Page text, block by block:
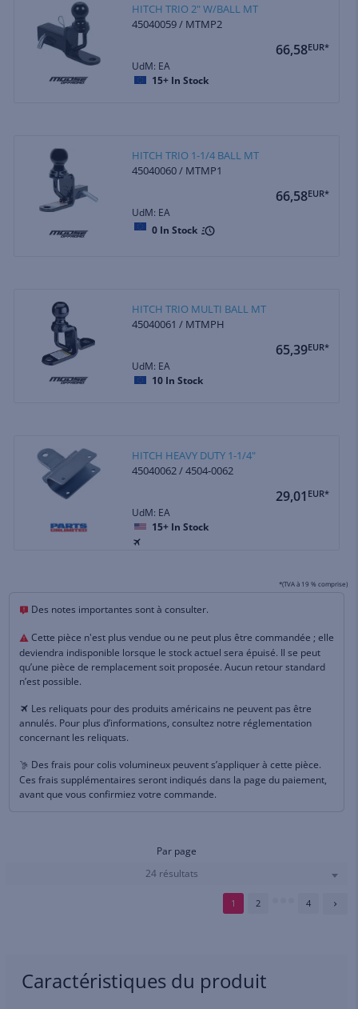
HITCH TRIO 2" W/BALL MT
45040059 / MTMP2
66,58EUR*
UdM: EA
15+ In Stock
HITCH TRIO 1-1/4 BALL MT
45040060 / MTMP1
66,58EUR*
UdM: EA
0 In Stock
HITCH TRIO MULTI BALL MT
45040061 / MTMPH
65,39EUR*
UdM: EA
10 In Stock
HITCH HEAVY DUTY 1-1/4"
45040062 / 4504-0062
29,01 EUR*
UdM: EA
15+ In Stock
*(TVA à 19 % comprise)
Des notes importantes sont à consulter.
Cette pièce n'est plus vendue ou ne peut plus être commandée ; elle
deviendra indisponible lorsque le stock actuel sera épuisé. Il se peut
qu’une pièce de remplacement soit proposée. Aucun retour standard
n’est possible.
Les reliquats pour des produits américains ne peuvent pas être
annulés. Pour plus d’informations, consultez notre réglementation
concernant les reliquats.
Des frais pour colis volumineux peuvent s’appliquer à cette pièce.
Ces frais supplémentaires seront indiqués dans la page du paiement,
avant que vous confirmiez votre commande.
Par page
24 résultats
1 2 4
Caractéristiques du produit